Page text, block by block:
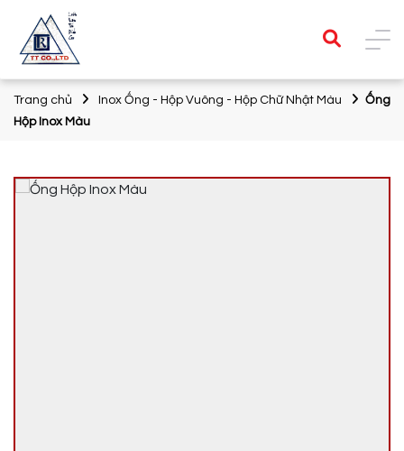
Trang chủ Inox Ống - Hộp Vuông - Hộp Chữ Nhật Màu
Ống
Hộp Inox Màu